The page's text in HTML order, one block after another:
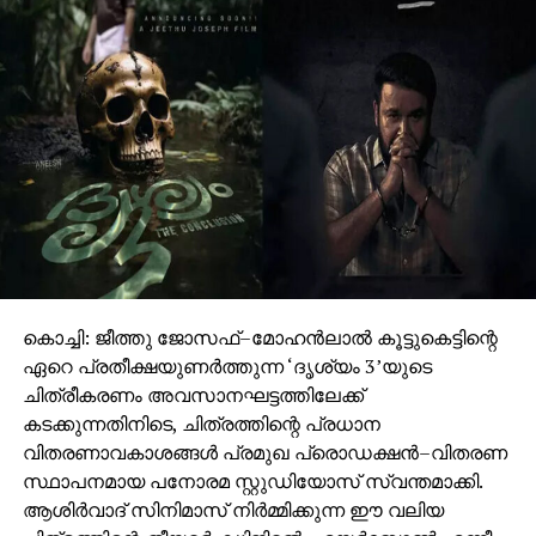
കൊച്ചി: ജീത്തു ജോസഫ്–മോഹൻലാൽ കൂട്ടുകെട്ടിന്റെ
ഏറെ പ്രതീക്ഷയുണർത്തുന്ന ‘ദൃശ്യം 3’യുടെ
ചിത്രീകരണം അവസാനഘട്ടത്തിലേക്ക്
കടക്കുന്നതിനിടെ, ചിത്രത്തിന്റെ പ്രധാന
വിതരണാവകാശങ്ങൾ പ്രമുഖ പ്രൊഡക്ഷൻ–വിതരണ
സ്ഥാപനമായ പനോരമ സ്റ്റുഡിയോസ് സ്വന്തമാക്കി.
ആശിർവാദ് സിനിമാസ് നിർമ്മിക്കുന്ന ഈ വലിയ